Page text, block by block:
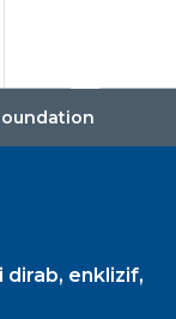
dirab, enklizif,